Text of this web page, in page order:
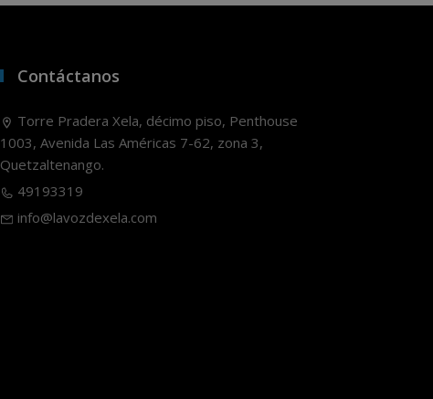
Contáctanos
Torre Pradera Xela, décimo piso, Penthouse
1003, Avenida Las Américas 7-62, zona 3,
Quetzaltenango.
49193319
info@lavozdexela.com